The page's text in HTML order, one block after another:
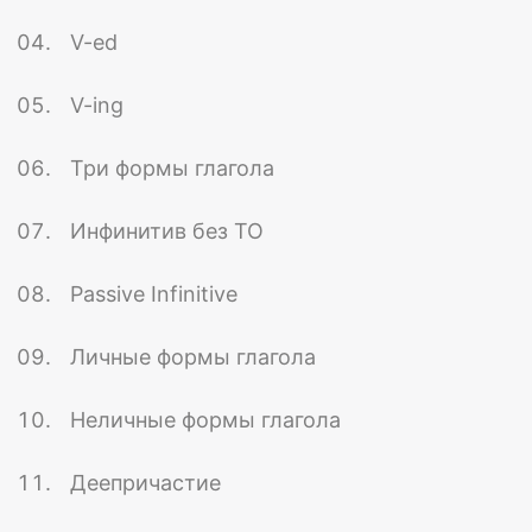
V-ed
V-ing
Три формы глагола
Инфинитив без TO
Passive Infinitive
Личные формы глагола
Неличные формы глагола
Деепричастие